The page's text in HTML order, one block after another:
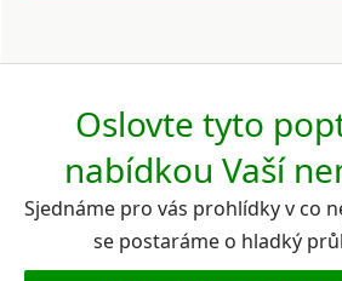
Oslovte tyto
nabídkou Vaší
Sjednáme pro vás prohlídky v co
se postaráme o hladký